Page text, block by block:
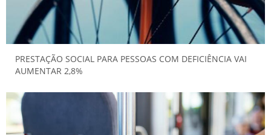
PRESTAÇÃO SOCIAL PARA PESSOAS COM DEFICIÊNCIA VAI
AUMENTAR 2,8%